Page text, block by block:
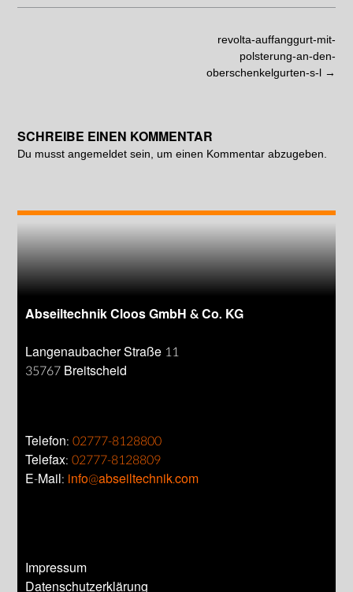
revolta-auffanggurt-mit-
polsterung-an-den-
oberschenkelgurten-s-l →
SCHREIBE EINEN KOMMENTAR
Du musst angemeldet sein, um einen Kommentar abzugeben.
Abseiltechnik Cloos GmbH & Co. KG
Langenaubacher Straße 11
35767 Breitscheid
Telefon:02777-8128800
Telefax:02777-8128809
E-Mail: info@abseiltechnik.com
Impressum
Datenschutzerklärung